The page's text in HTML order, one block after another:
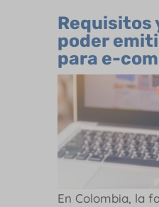
Requisitos
poder
para e-
En Colombia, la